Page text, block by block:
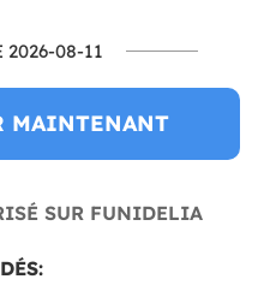
2026-08-11
MAINTENANT
SUR FUNIDELIA